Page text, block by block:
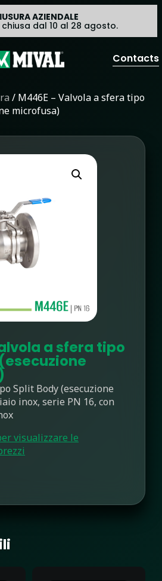
AZIENDALE
chiusa dal 10 al 28 agosto.
Contacts
/ M446E – Valvola a sfera tipo
microfusa)
a sfera tipo
Split Body (esecuzione
inox, serie PN 16, con
visualizzare le